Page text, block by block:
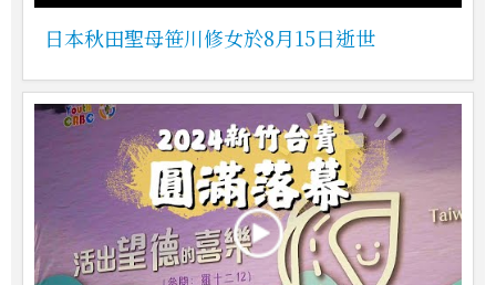
日本秋田聖母笹川修女於8月15日逝世